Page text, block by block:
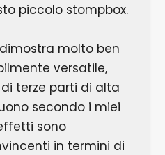
piccolo stompbox.
molto ben
versatile,
di terze parti di alta
secondo i miei
sono
in termini di